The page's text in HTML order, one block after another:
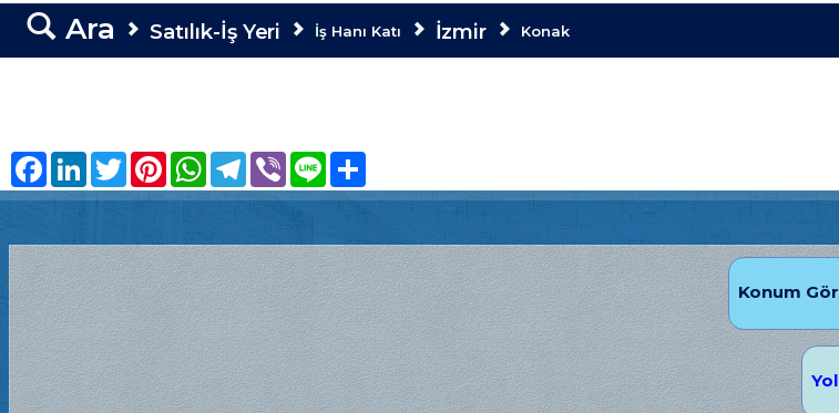
Ara Satılık-İş Yeri İş Hanı Katı İzmir Konak
Konum
Facebook
LinkedInTwitterPinterestWhatsAppTelegram
Viber Line Share